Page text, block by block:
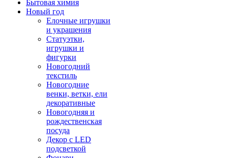
Бытовая химия
Новый год
Елочные игрушки
и украшения
Статуэтки,
игрушки и
фигурки
Новогодний
текстиль
Новогодние
венки, ветки, ели
декоративные
Новогодняя и
рождественская
посуда
Декор с LED
подсветкой